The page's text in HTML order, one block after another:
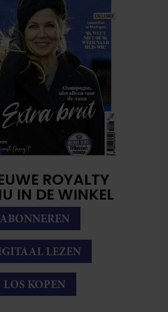
ROYALTY
IN DE WINKEL
ABONNEREN
LEZEN
LOS KOPEN